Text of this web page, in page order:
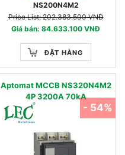
NS200N4M2
Price List: 202.383.500 VNĐ
Giá bán: 84.633.100 VNĐ
ĐẶT HÀNG
Aptomat MCCB NS320N4M2
4P 3200A 70kA
- 54%